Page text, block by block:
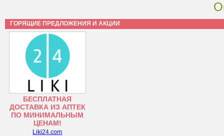
ГОРЯЩИЕ ПРЕДЛОЖЕНИЯ И АКЦИИ
БЕСПЛАТНАЯ
ДОСТАВКА ИЗ АПТЕК
ПО МИНИМАЛЬНЫМ
ЦЕНАМ!
Liki24.com